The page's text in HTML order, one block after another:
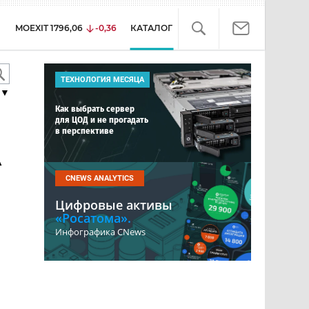
MOEXIT 1796,06 -0,36 КАТАЛОГ
ТЕХНОЛОГИЯ МЕСЯЦА
Как выбрать сервер
для ЦОД и не прогадать
в перспективе
CNEWS ANALYTICS
Цифровые активы
«Росатома».
Инфографика CNews